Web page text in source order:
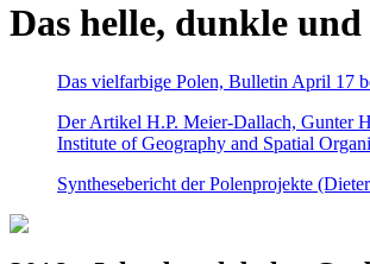
Das helle, dunkle
Das vielfarbige Polen, Bulletin April 17
Der Artikel H.P. Meier-Dallach, Gunter
Institute of Geography and Spatial
Synthesebericht der Polenprojekte